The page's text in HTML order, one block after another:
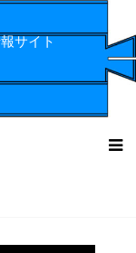
サイト